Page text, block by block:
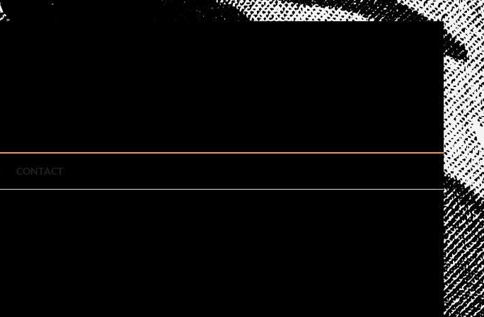
CONTACT